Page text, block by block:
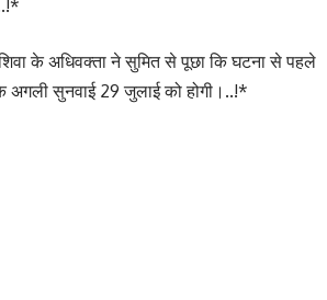
के अधिवक्ता ने सुमित से पूछा कि घटना से पहले
अगली सुनवाई 29 जुलाई को होगी।..!*